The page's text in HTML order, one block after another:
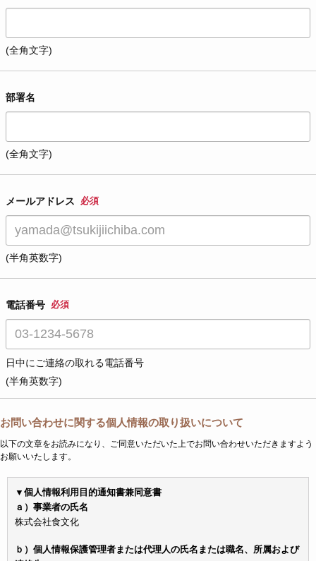
(全角文字)
部署名
(全角文字)
メールアドレス 必須
(半角英数字)
電話番号 必須
日中にご連絡の取れる電話番号
(半角英数字)
お問い合わせに関する個人情報の取り扱いについて
以下の文章をお読みになり、ご同意いただいた上でお問い合わせいただきますよう
お願いいたします。
▼個人情報利用目的通知書兼同意書
ａ）事業者の氏名
株式会社食文化
ｂ）個人情報保護管理者または代理人の氏名または職名、所属および